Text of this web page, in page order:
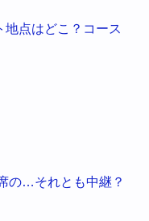
地点はどこ？コース
の…それとも中継？